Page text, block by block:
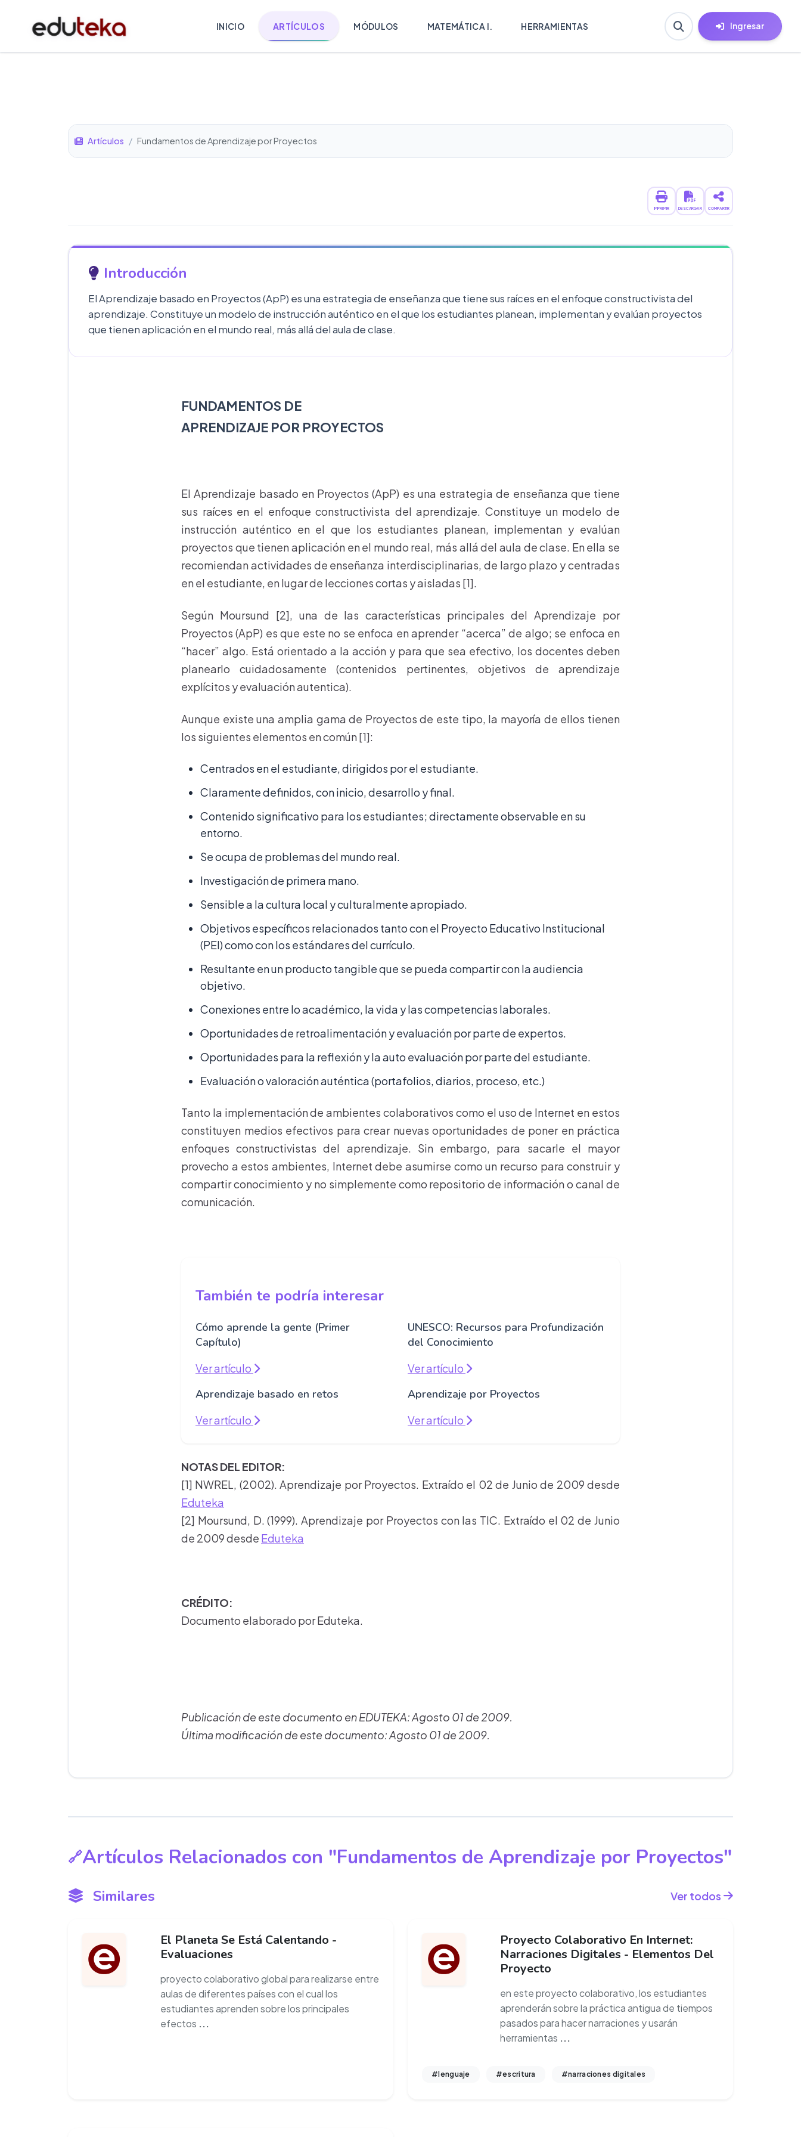
INICIO ARTÍCULOS MÓDULOS MATEMÁTICA I. HERRAMIENTAS Ingresar
Artículos / Fundamentos de Aprendizaje por Proyectos
IMPRIMIR DESCARGAR COMPARTIR
Introducción
El Aprendizaje basado en Proyectos (ApP) es una estrategia de enseñanza que tiene sus raíces en el enfoque constructivista del
aprendizaje. Constituye un modelo de instrucción auténtico en el que los estudiantes planean, implementan y evalúan proyectos
que tienen aplicación en el mundo real, más allá del aula de clase.
FUNDAMENTOS DE
APRENDIZAJE POR PROYECTOS
El Aprendizaje basado en Proyectos (ApP) es una estrategia de enseñanza que tiene
sus raíces en el enfoque constructivista del aprendizaje. Constituye un modelo de
instrucción auténtico en el que los estudiantes planean, implementan y evalúan
proyectos que tienen aplicación en el mundo real, más allá del aula de clase. En ella se
recomiendan actividades de enseñanza interdisciplinarias, de largo plazo y centradas
en el estudiante, en lugar de lecciones cortas y aisladas [1].
Según Moursund [2], una de las características principales del Aprendizaje por
Proyectos (ApP) es que este no se enfoca en aprender “acerca” de algo; se enfoca en
“hacer” algo. Está orientado a la acción y para que sea efectivo, los docentes deben
planearlo cuidadosamente (contenidos pertinentes, objetivos de aprendizaje
explícitos y evaluación autentica).
Aunque existe una amplia gama de Proyectos de este tipo, la mayoría de ellos tienen
los siguientes elementos en común [1]:
Centrados en el estudiante, dirigidos por el estudiante.
Claramente definidos, con inicio, desarrollo y final.
Contenido significativo para los estudiantes; directamente observable en su
entorno.
Se ocupa de problemas del mundo real.
Investigación de primera mano.
Sensible a la cultura local y culturalmente apropiado.
Objetivos específicos relacionados tanto con el Proyecto Educativo Institucional
(PEI) como con los estándares del currículo.
Resultante en un producto tangible que se pueda compartir con la audiencia
objetivo.
Conexiones entre lo académico, la vida y las competencias laborales.
Oportunidades de retroalimentación y evaluación por parte de expertos.
Oportunidades para la reflexión y la auto evaluación por parte del estudiante.
Evaluación o valoración auténtica (portafolios, diarios, proceso, etc.)
Tanto la implementación de ambientes colaborativos como el uso de Internet en estos
constituyen medios efectivos para crear nuevas oportunidades de poner en práctica
enfoques constructivistas del aprendizaje. Sin embargo, para sacarle el mayor
provecho a estos ambientes, Internet debe asumirse como un recurso para construir y
compartir conocimiento y no simplemente como repositorio de información o canal de
comunicación.
También te podría interesar
Cómo aprende la gente (Primer
Capítulo)
Ver artículo
UNESCO: Recursos para Profundización
del Conocimiento
Ver artículo
Aprendizaje basado en retos
Ver artículo
Aprendizaje por Proyectos
Ver artículo
NOTAS DEL EDITOR:
[1] NWREL, (2002). Aprendizaje por Proyectos. Extraído el 02 de Junio de 2009 desde
Eduteka
[2] Moursund, D. (1999). Aprendizaje por Proyectos con las TIC. Extraído el 02 de Junio
de 2009 desde Eduteka
CRÉDITO:
Documento elaborado por Eduteka.
Publicación de este documento en EDUTEKA: Agosto 01 de 2009.
Última modificación de este documento: Agosto 01 de 2009.
Artículos Relacionados con "Fundamentos de Aprendizaje por Proyectos"
Similares Ver todos
El Planeta Se Está Calentando -
Evaluaciones
proyecto colaborativo global para realizarse entre
aulas de diferentes países con el cual los
estudiantes aprenden sobre los principales
efectos ...
Proyecto Colaborativo En Internet:
Narraciones Digitales - Elementos Del
Proyecto
en este proyecto colaborativo, los estudiantes
aprenderán sobre la práctica antigua de tiempos
pasados para hacer narraciones y usarán
herramientas ...
#lenguaje #escritura #narraciones digitales